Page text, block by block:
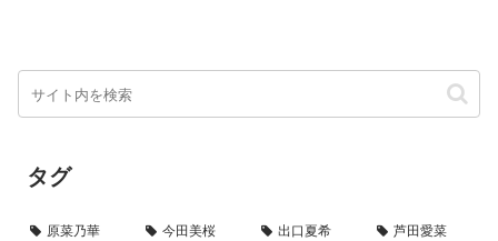
タグ
原菜乃華 今田美桜 出口夏希
芦田愛菜